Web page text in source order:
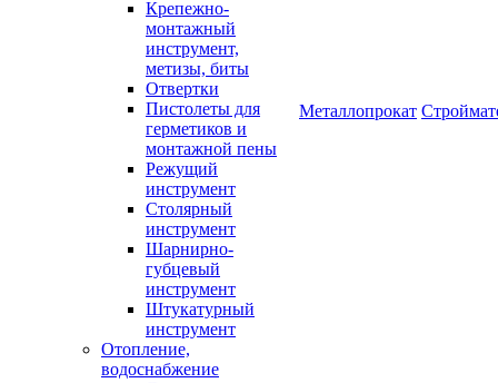
Крепежно-
монтажный
инструмент,
метизы, биты
Отвертки
Пистолеты для
герметиков и
монтажной пены
Режущий
инструмент
Столярный
инструмент
Шарнирно-
губцевый
инструмент
Штукатурный
инструмент
Отопление,
водоснабжение
Металлопрокат